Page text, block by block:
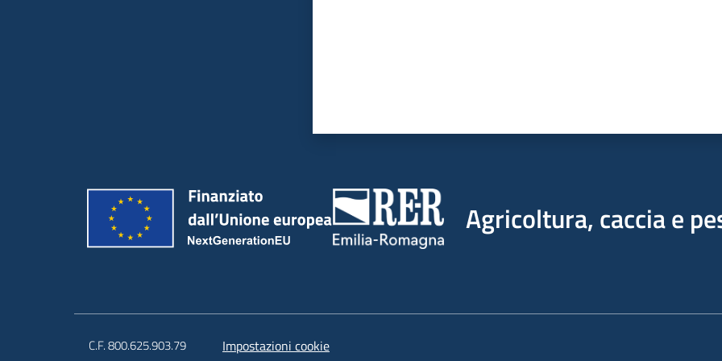
Agricoltura, caccia e
C.F. 800.625.903.79 Impostazioni cookie